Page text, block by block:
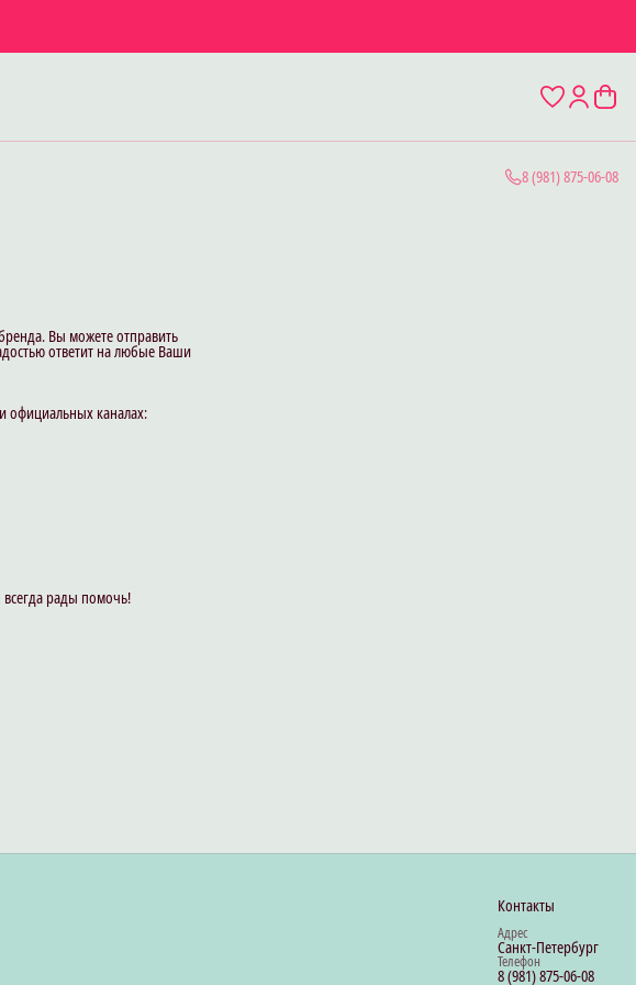
8 (981) 875-06-08
Вы можете отправить
ответит на любые Ваши
официальных каналах:
рады помочь!
Контакты
Адрес
Санкт-Петербург
Телефон
8 (981) 875-06-08